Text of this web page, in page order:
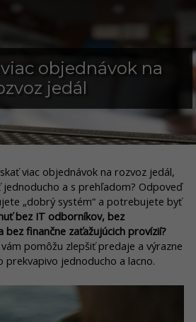
objednávok na
jedál
viac objednávok na rozvoz jedál,
a s prehľadom? Odpoveď
„dobrý systém“ a potrebujete byť
bez IT odborníkov, bez
bez finančne zaťažujúcich provízií?
pomôžu zlepšiť predaje a výrazne
prekvapivo jednoducho a lacno.